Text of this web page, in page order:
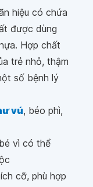
hiệu có chứa
được dùng
Hợp chất
trẻ nhỏ, thậm
số bệnh lý
vú, béo phì,
vì có thể
cỡ, phù hợp